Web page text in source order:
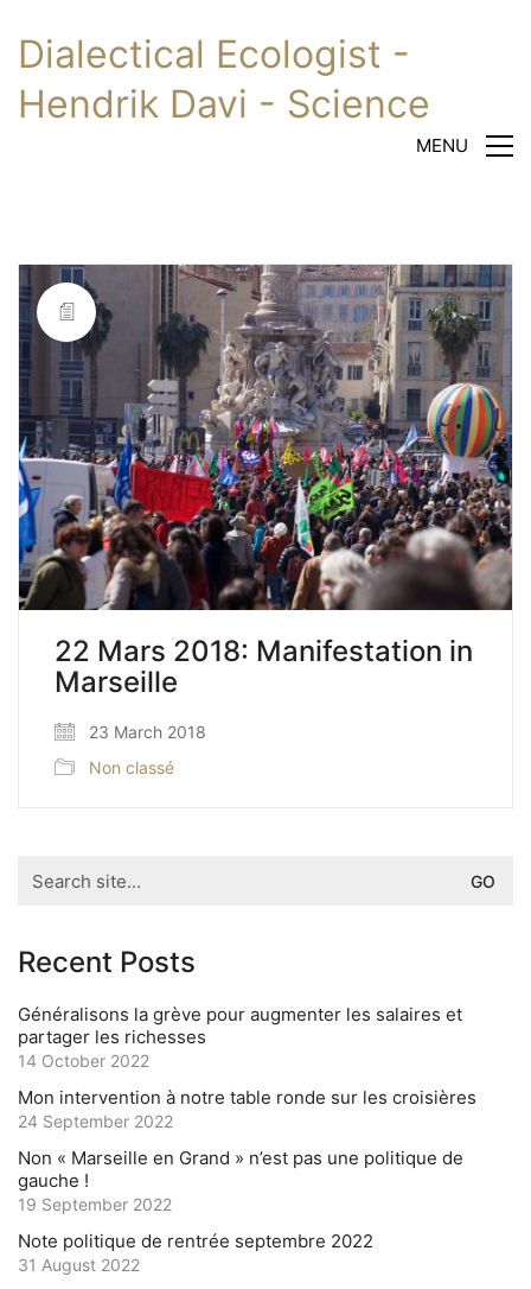
Dialectical Ecologist -
Hendrik Davi - Science
MENU
22 Mars 2018: Manifestation in
Marseille
23 March 2018
Non classé
for:
Recent Posts
Généralisons la grève pour augmenter les salaires et
partager les richesses
14 October 2022
Mon intervention à notre table ronde sur les croisières
24 September 2022
Non « Marseille en Grand » n’est pas une politique de
gauche !
19 September 2022
Note politique de rentrée septembre 2022
31 August 2022